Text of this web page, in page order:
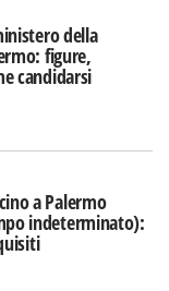
della
figure,
candidarsi
a Palermo
indeterminato):